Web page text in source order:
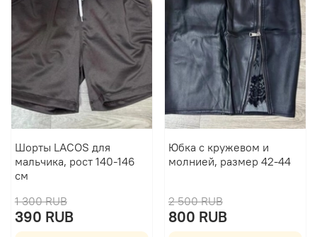
Шорты LACOS для
мальчика, рост 140-146
см
1 300 RUB
390 RUB
Юбка с кружевом и
молнией, размер 42-44
2 500 RUB
800 RUB